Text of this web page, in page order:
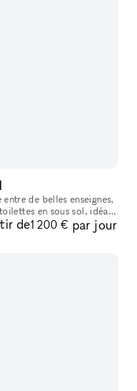
de belles enseignes,
en sous sol, idéal
de1 200 € par jour